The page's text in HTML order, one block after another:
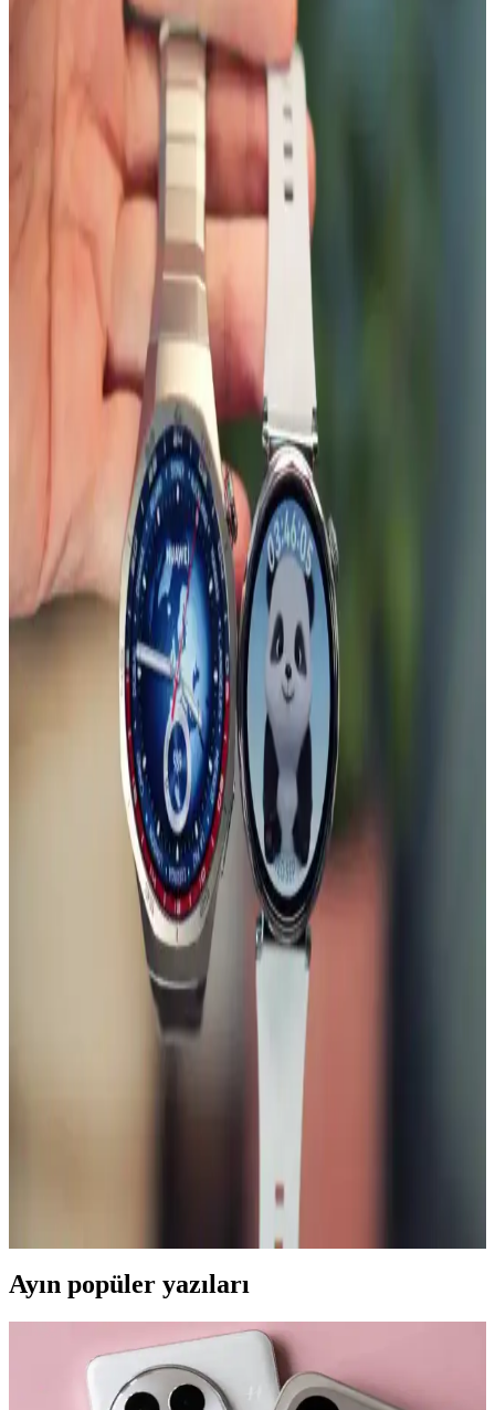
Kayış İncelemesi ve Özellikleri
AktarMobile tarafından üretilen Samsung Galaxy Watch 6 için özel
silikon kayış, dayanıklı, estetik ve ayarlanabilir yapısıyla günlük ve
spor kullanıma uygun, çeşitli renk seçenekleri sunar.
Onkatech TD26 Akıllı Çocuk Takip Saati: Güvenlik
ve Teknolojinin En İyi Birleşimi
Onkatech TD26 çocuk takip saati, GPS ve diğer teknolojilerle
konum takibi, suya dayanıklılık ve iletişim özellikleriyle çocukların
güvenliğini sağlar, ebeveynlere iç huzuru sunar.
Huawei Watch Fit 2 için IPG ekran koruyucu
incelemesi ve kullanıcı deneyimleri
Huawei Watch Fit 2 akıllı saat için tasarlanmış IPG ekran koruyucu,
kullanım kolaylığı ve estetik avantajlar sunar. Ancak, uygulama
zorlukları ve dayanıklılık sınırlamaları göz önüne alınmalıdır.
Samsung Galaxy Watch İçin MobaxAksesuar Metal
Kordonlar: Şıklık ve Dayanıklılık Sunan Uyumlu
MobaxAksesuar metal kordonlar, Samsung Galaxy Watch serisiyle
uyumlu, dayanıklı ve şık tasarımıyla saatlerinize modern ve estetik
bir görünüm kazandırır, kullanım kolaylığı sağlar.
Huawei Watch GT Serisi ve Uyumlu Metal
Kordonlar: Özellikler ve Kullanıcı Yorumları
Huawei Watch GT serisi ve uyumlu metal kordonlar, dayanıklılık ve
şıklığı bir arada sunar. Kullanıcılar, ürünlerin kalite ve tasarımını
yüksek değerlendirmekte, montaj ve uyum konularında dikkatli
olunması gerektiğini belirtiyor.
Huawei Watch GT Serisi İçin MobaxAksesuar
Kordon: Şık ve Dayanıklı Tasarım
MobaxAksesuar kordon, Huawei Watch GT serisi saatleriniz için
şık, dayanıklı ve konforlu bir aksesuar seçeneği sunar. Farklı renk ve
tasarım seçenekleriyle saatlerinize modern bir görünüm kazandırır.
Nokia'nın Güncel Ürün Portföyü ve Teknolojik
Gelişmeleri Hakkında Bilgi
Nokia'nın güncel ürünleri ve teknolojik gelişmeleri hakkında bilgi
bulunmamaktadır. Marka, geçmişte dayanıklı ve uzun pil ömrüyle
bilinen akıllı telefonlar geliştirmiştir.
Tasarım, Pil ve Sağlık Özellikleri
takibi özellikleriyle öne çıkar. GT 5 Pro, uzun pil ömrü ve su
direnciyle dikkat çeker. Her iki saat de AMOLED ekran ve şık
Ayın popüler yazıları